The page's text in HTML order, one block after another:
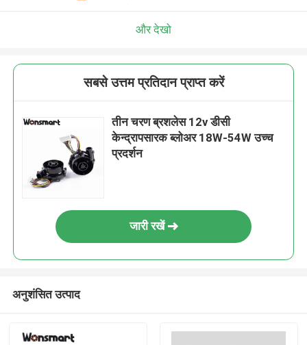
और देखो
सबसे उत्तम प्रतिदान प्राप्त करें
तीन चरण ब्रशलेस 12v डीसी
केन्द्रापसारक ब्लोअर 18W-54W उच्च
प्रदर्शन
जारी रखें
अनुशंसित उत्पाद